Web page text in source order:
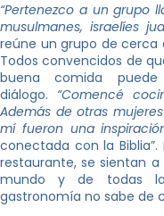
“Pertenezco a un grupo
musulmanes, israelíes
reúne un grupo de cerca
Todos convencidos de
buena comida
diálogo. “Comencé
Además de otras
mí fueron una
conectada con la Biblia”.
restaurante, se sientan
mundo y de todas
gastronomía no sabe de